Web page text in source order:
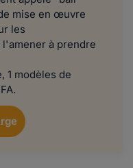
mise en œuvre
les
à prendre
1 modèles de